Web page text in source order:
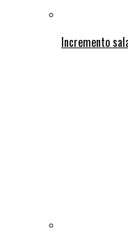
Incremento